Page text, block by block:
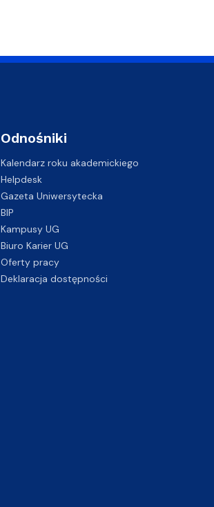
Odnośniki
Kalendarz roku akademickiego
Helpdesk
Gazeta Uniwersytecka
BIP
Kampusy UG
Biuro Karier UG
Oferty pracy
Deklaracja dostępności